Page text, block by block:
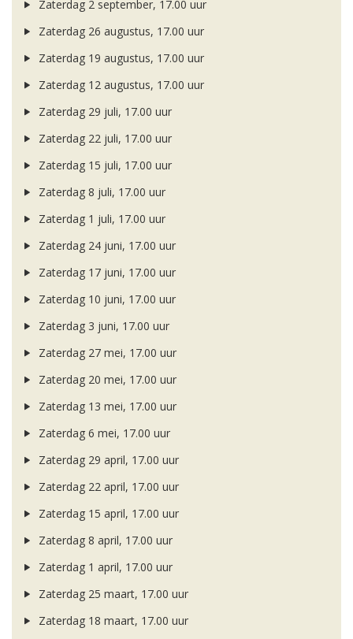
Zaterdag 2 september, 17.00 uur
Zaterdag 26 augustus, 17.00 uur
Zaterdag 19 augustus, 17.00 uur
Zaterdag 12 augustus, 17.00 uur
Zaterdag 29 juli, 17.00 uur
Zaterdag 22 juli, 17.00 uur
Zaterdag 15 juli, 17.00 uur
Zaterdag 8 juli, 17.00 uur
Zaterdag 1 juli, 17.00 uur
Zaterdag 24 juni, 17.00 uur
Zaterdag 17 juni, 17.00 uur
Zaterdag 10 juni, 17.00 uur
Zaterdag 3 juni, 17.00 uur
Zaterdag 27 mei, 17.00 uur
Zaterdag 20 mei, 17.00 uur
Zaterdag 13 mei, 17.00 uur
Zaterdag 6 mei, 17.00 uur
Zaterdag 29 april, 17.00 uur
Zaterdag 22 april, 17.00 uur
Zaterdag 15 april, 17.00 uur
Zaterdag 8 april, 17.00 uur
Zaterdag 1 april, 17.00 uur
Zaterdag 25 maart, 17.00 uur
Zaterdag 18 maart, 17.00 uur